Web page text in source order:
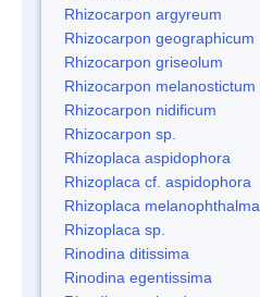
Rhizocarpon argyreum
Rhizocarpon geographicum
Rhizocarpon griseolum
Rhizocarpon melanostictum
Rhizocarpon nidificum
Rhizocarpon sp.
Rhizoplaca aspidophora
Rhizoplaca cf. aspidophora
Rhizoplaca melanophthalma
Rhizoplaca sp.
Rinodina ditissima
Rinodina egentissima